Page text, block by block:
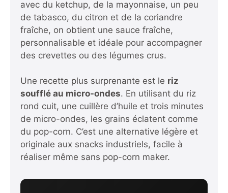
avec du ketchup, de la mayonnaise, un peu
de tabasco, du citron et de la coriandre
fraîche, on obtient une sauce fraîche,
personnalisable et idéale pour accompagner
des crevettes ou des légumes crus.
Une recette plus surprenante est le riz
soufflé au micro-ondes. En utilisant du riz
rond cuit, une cuillère d’huile et trois minutes
de micro-ondes, les grains éclatent comme
du pop-corn. C’est une alternative légère et
originale aux snacks industriels, facile à
réaliser même sans pop-corn maker.